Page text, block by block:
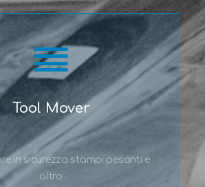
Tool Mover
in sicurezza stampi pesanti e
altro